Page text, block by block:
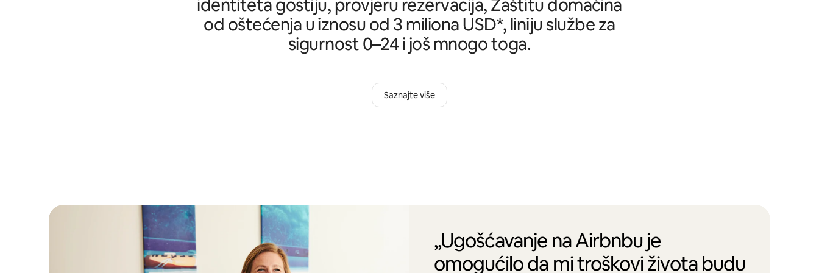
identiteta gostiju, provjeru rezervacija, Zaštitu domaćina
od oštećenja u iznosu od 3 miliona USD*, liniju službe za
sigurnost 0–24 i još mnogo toga.
Saznajte više
„Ugošćavanje na Airbnbu je
omogućilo da mi troškovi života budu